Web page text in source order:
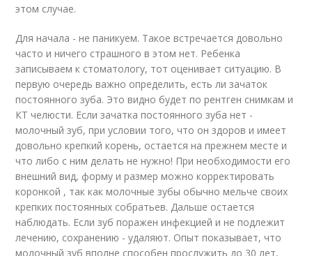
этом случае.
Для начала - не паникуем. Такое встречается довольно
часто и ничего страшного в этом нет. Ребенка
записываем к стоматологу, тот оценивает ситуацию. В
первую очередь важно определить, есть ли зачаток
постоянного зуба. Это видно будет по рентген снимкам и
КТ челюсти. Если зачатка постоянного зуба нет -
молочный зуб, при условии того, что он здоров и имеет
довольно крепкий корень, остается на прежнем месте и
что либо с ним делать не нужно! При необходимости его
внешний вид, форму и размер можно корректировать
коронкой , так как молочные зубы обычно мельче своих
крепких постоянных собратьев. Дальше остается
наблюдать. Если зуб поражен инфекцией и не подлежит
лечению, сохранению - удаляют. Опыт показывает, что
молочный зуб вполне способен прослужить до 30 лет,